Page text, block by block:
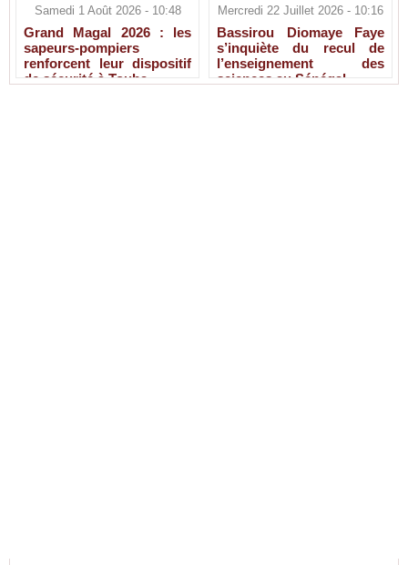
Samedi 1 Août 2026 - 10:48
Grand Magal 2026 : les
sapeurs-pompiers
renforcent leur dispositif
de sécurité à Touba
Mercredi 22 Juillet 2026 - 10:16
Bassirou Diomaye Faye
s’inquiète du recul de
l’enseignement des
sciences au Sénégal